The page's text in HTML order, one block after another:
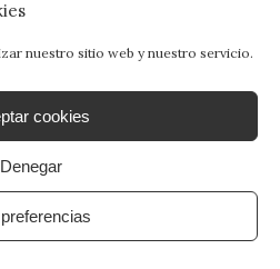
nuestro sitio web y nuestro servicio.
cookies
Denegar
vistas son preciosas